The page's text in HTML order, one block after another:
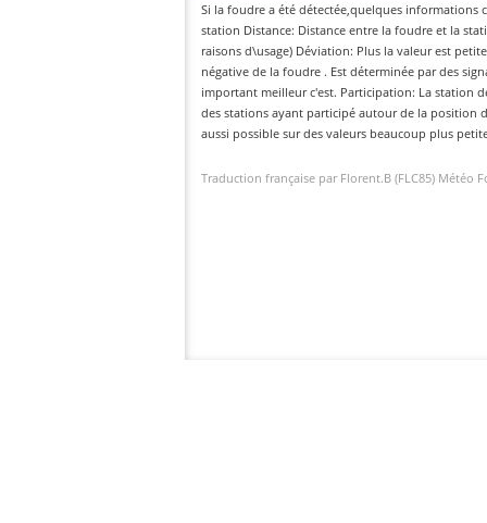
Si la foudre a été détectée,quelques informations
station Distance: Distance entre la foudre et la
raisons d\usage) Déviation: Plus la valeur est
négative de la foudre . Est déterminée par des
important meilleur c'est. Participation: La station
des stations ayant participé autour de la position
aussi possible sur des valeurs beaucoup plus
Traduction française par Florent.B (FLC85) Météo